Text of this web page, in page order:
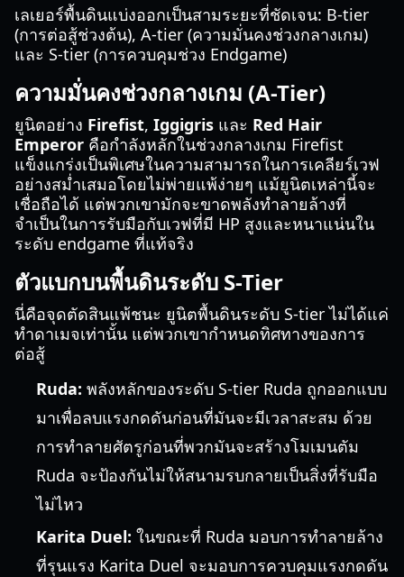
เลเยอร์พื้นดินแบ่งออกเป็นสามระยะที่ชัดเจน: B-tier
(การต่อสู้ช่วงต้น), A-tier (ความมั่นคงช่วงกลางเกม)
และ S-tier (การควบคุมช่วง Endgame)
ความมั่นคงช่วงกลางเกม (A-Tier)
ยูนิตอย่าง Firefist, Iggigris และ Red Hair
Emperor คือกำลังหลักในช่วงกลางเกม Firefist
แข็งแกร่งเป็นพิเศษในความสามารถในการเคลียร์เวฟ
อย่างสม่ำเสมอโดยไม่พ่ายแพ้ง่ายๆ แม้ยูนิตเหล่านี้จะ
เชื่อถือได้ แต่พวกเขามักจะขาดพลังทำลายล้างที่
จำเป็นในการรับมือกับเวฟที่มี HP สูงและหนาแน่นใน
ระดับ endgame ที่แท้จริง
ตัวแบกบนพื้นดินระดับ S-Tier
นี่คือจุดตัดสินแพ้ชนะ ยูนิตพื้นดินระดับ S-tier ไม่ได้แค่
ทำดาเมจเท่านั้น แต่พวกเขากำหนดทิศทางของการ
ต่อสู้
Ruda: พลังหลักของระดับ S-tier Ruda ถูกออกแบบ
มาเพื่อลบแรงกดดันก่อนที่มันจะมีเวลาสะสม ด้วย
การทำลายศัตรูก่อนที่พวกมันจะสร้างโมเมนตัม
Ruda จะป้องกันไม่ให้สนามรบกลายเป็นสิ่งที่รับมือ
ไม่ไหว
Karita Duel: ในขณะที่ Ruda มอบการทำลายล้าง
ที่รุนแรง Karita Duel จะมอบการควบคุมแรงกดดัน